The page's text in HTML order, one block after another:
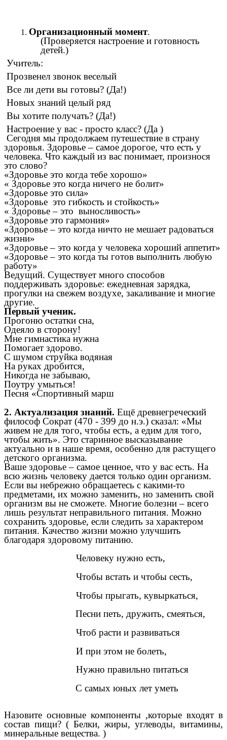
Организационный момент.
(Проверяется настроение и готовность
детей.)
Учитель:
Прозвенел звонок веселый
Все ли дети вы готовы? (Да!)
Новых знаний целый ряд
Вы хотите получать? (Да!)
Настроение у вас - просто класс? (Да )
Сегодня мы продолжаем путешествие в страну
здоровья. Здоровье – самое дорогое, что есть у
человека. Что каждый из вас понимает, произнося
это слово?
«Здоровье это когда тебе хорошо»
« Здоровье это когда ничего не болит»
«Здоровье это сила»
«Здоровье это гибкость и стойкость»
« Здоровье – это выносливость»
«Здоровье это гармония»
«Здоровье – это когда ничто не мешает радоваться
жизни»
«Здоровье – это когда у человека хороший аппетит»
«Здоровье – это когда ты готов выполнить любую
работу»
Ведущий. Существует много способов
поддерживать здоровье: ежедневная зарядка,
прогулки на свежем воздухе, закаливание и многие
другие.
Первый ученик.
Прогоню остатки сна,
Одеяло в сторону!
Мне гимнастика нужна
Помогает здорово.
С шумом струйка водяная
На руках дробится,
Никогда не забываю,
Поутру умыться!
Песня «Спортивный марш
2. Актуализация знаний. Ещё древнегреческий
философ Сократ (470 - 399 до н.э.) сказал: «Мы
живем не для того, чтобы есть, а едим для того,
чтобы жить». Это старинное высказывание
актуально и в наше время, особенно для растущего
детского организма.
Ваше здоровье – самое ценное, что у вас есть. На
всю жизнь человеку дается только один организм.
Если вы небрежно обращаетесь с какими-то
предметами, их можно заменить, но заменить свой
организм вы не сможете. Многие болезни – всего
лишь результат неправильного питания. Можно
сохранить здоровье, если следить за характером
питания. Качество жизни можно улучшить
благодаря здоровому питанию.
Человеку нужно есть,
Чтобы встать и чтобы сесть,
Чтобы прыгать, кувыркаться,
Песни петь, дружить, смеяться,
Чтоб расти и развиваться
И при этом не болеть,
Нужно правильно питаться
С самых юных лет уметь
Назовите основные компоненты ,которые входят в
состав пищи? ( Белки, жиры, углеводы, витамины,
минеральные вещества. )